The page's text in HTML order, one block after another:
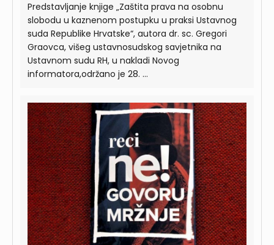
Predstavljanje knjige „Zaštita prava na osobnu
slobodu u kaznenom postupku u praksi Ustavnog
suda Republike Hrvatske“, autora dr. sc. Gregori
Graovca, višeg ustavnosudskog savjetnika na
Ustavnom sudu RH, u nakladi Novog
informatora,održano je 28. ...